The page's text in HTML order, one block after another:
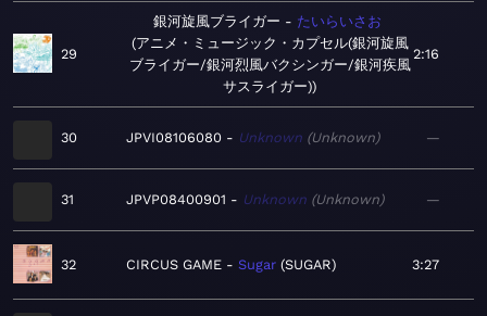
29
銀河旋風ブライガー
たいらいさお
アニメ・ミュージック・カプセル(銀河旋風
ブライガー/銀河烈風バクシンガー/銀河疾風
サスライガー)
2:16
30 JPVI08106080 Unknown Unknown —
31 JPVP08400901 Unknown Unknown —
32 CIRCUS GAME Sugar SUGAR 3:27